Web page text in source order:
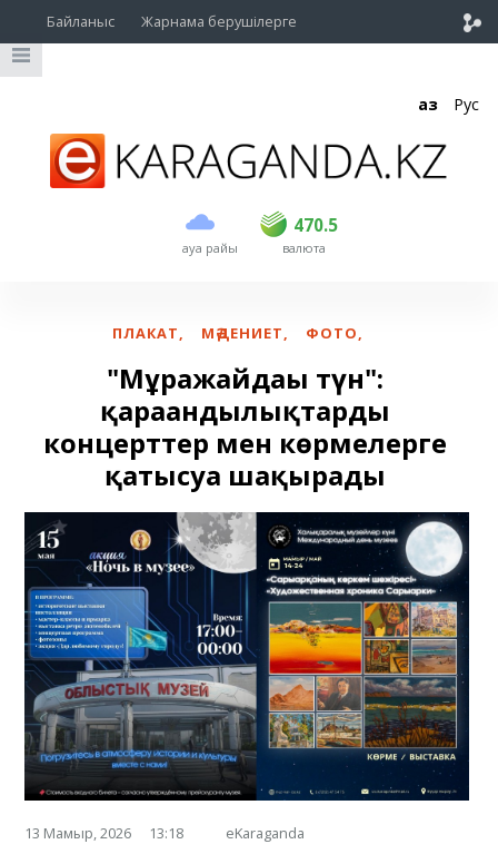
Байланыс Жарнама берушілерге
Қаз Рус
ауа райы
470.5
USD 468.5 470.5
EUR валюта
ПЛАКАТ, МӘДЕНИЕТ, ФОТО,
"Мұражайдағы түн":
қарағандылықтарды
концерттер мен көрмелерге
қатысуға шақырады
13 Мамыр, 2026 13:18 eKaraganda